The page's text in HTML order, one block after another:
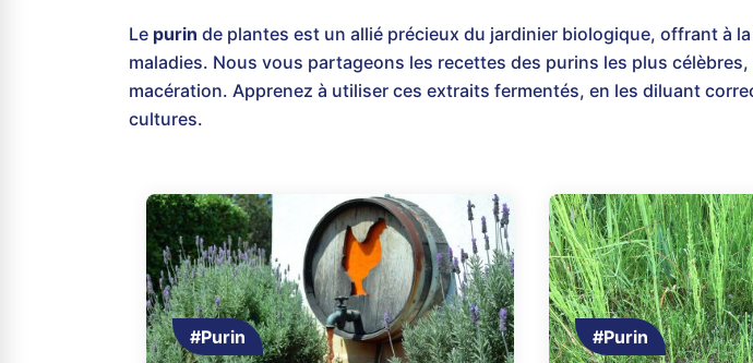
Le purin de plantes est un allié précieux du jardinier biologique, offrant à
maladies. Nous vous partageons les recettes des purins les plus
macération. Apprenez à utiliser ces extraits fermentés, en les diluant
cultures.
#Purin #Purin